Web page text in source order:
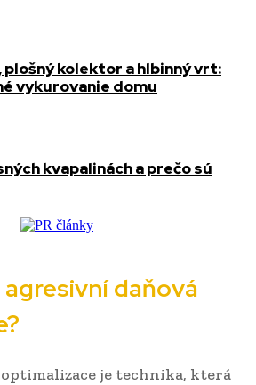
plošný kolektor a hlbinný vrt:
vykurovanie domu
kvapalinách a prečo sú
daňová
je technika, která